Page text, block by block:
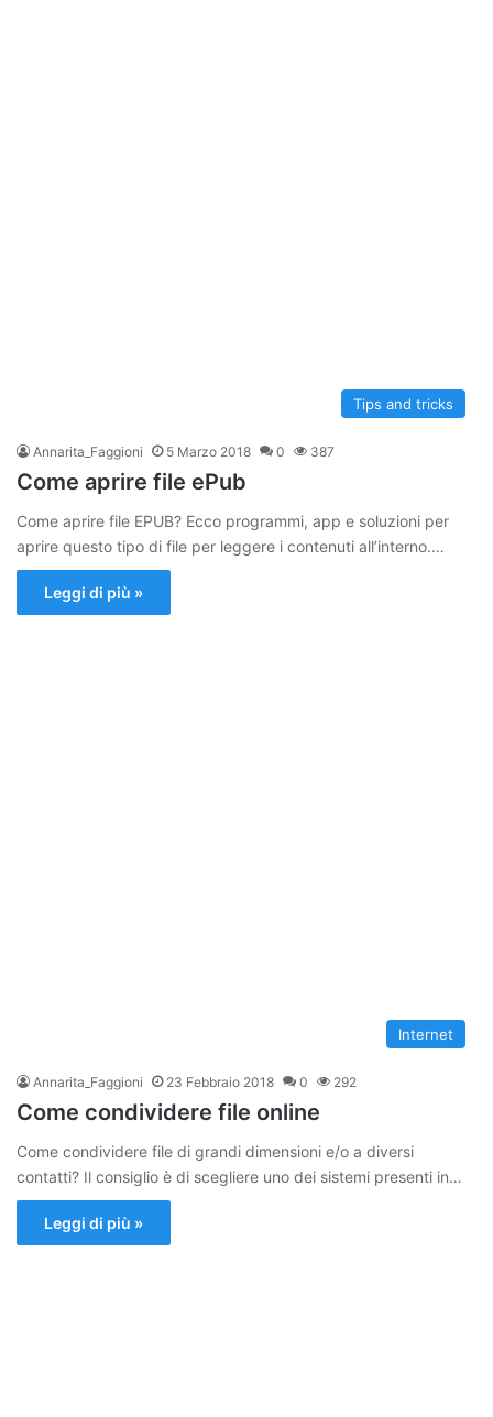
Tips and tricks
Annarita_Faggioni 5 Marzo 2018 0 387
Come aprire file ePub
Come aprire file EPUB? Ecco programmi, app e soluzioni per
aprire questo tipo di file per leggere i contenuti all’interno.…
Leggi di più »
Internet
Annarita_Faggioni 23 Febbraio 2018 0 292
Come condividere file online
Come condividere file di grandi dimensioni e/o a diversi
contatti? Il consiglio è di scegliere uno dei sistemi presenti in…
Leggi di più »